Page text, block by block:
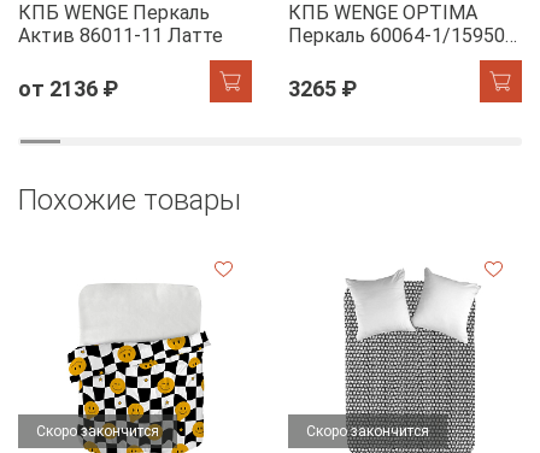
КПБ WENGE Перкаль
Актив 86011-11 Латте
от 2136 ₽
КПБ WENGE OPTIMA
Перкаль 60064-1/15950-
3265 ₽
Похожие товары
Скоро закончится Скоро закончится